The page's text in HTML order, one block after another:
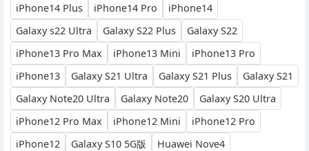
iPhone14 Plus
iPhone14 Pro
iPhone14
Galaxy s22 Ultra
Galaxy S22 Plus
Galaxy S22
iPhone13 Pro Max
iPhone13 Mini
iPhone13 Pro
iPhone13
Galaxy S21 Ultra Galaxy S21 Plus
Galaxy S21
Galaxy Note20 Ultra
Galaxy Note20
Galaxy S20 Ultra
iPhone12 Pro Max
iPhone12 Mini
iPhone12 Pro
iPhone12
Galaxy S10 5G版
Huawei Nove4